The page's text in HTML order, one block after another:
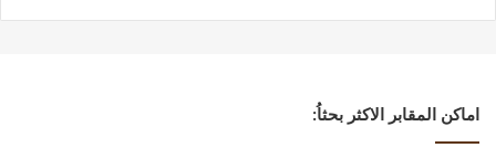
اماكن المقابر الاكثر بحثاُ: